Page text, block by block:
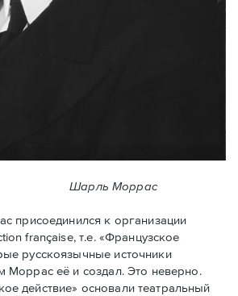
Шарль Моррас
присоединился к организации
française, т.е. «Французское
русскоязычные источники
Моррас её и создал. Это неверно.
действие» основали театральный